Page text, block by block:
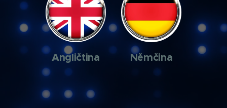
Angličtina Němčina